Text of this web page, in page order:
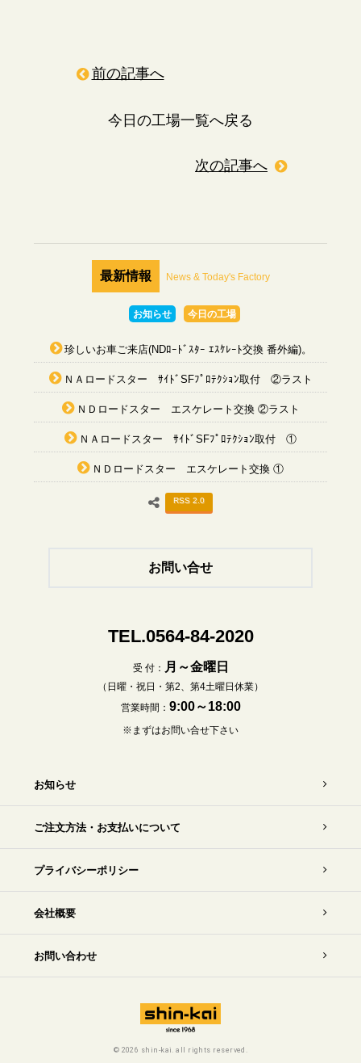
前の記事へ
今日の工場一覧へ戻る
次の記事へ
最新情報 News & Today's Factory
お知らせ 今日の工場
珍しいお車ご来店(NDﾛｰﾄﾞｽﾀｰ ｴｽｹﾚｰﾄ交換 番外編)。
ＮＡロードスター ｻｲﾄﾞSFﾌﾟﾛﾃｸｼｮﾝ取付 ②ラスト
ＮＤロードスター エスケレート交換 ②ラスト
ＮＡロードスター ｻｲﾄﾞSFﾌﾟﾛﾃｸｼｮﾝ取付 ①
ＮＤロードスター エスケレート交換 ①
RSS 2.0
お問い合せ
TEL.0564-84-2020
受 付： 月～金曜日
（日曜・祝日・第2、第4土曜日休業）
営業時間： 9:00～18:00
※まずはお問い合せ下さい
お知らせ
ご注文方法・お支払いについて
プライバシーポリシー
会社概要
お問い合わせ
© 2026 shin-kai. all rights reserved.